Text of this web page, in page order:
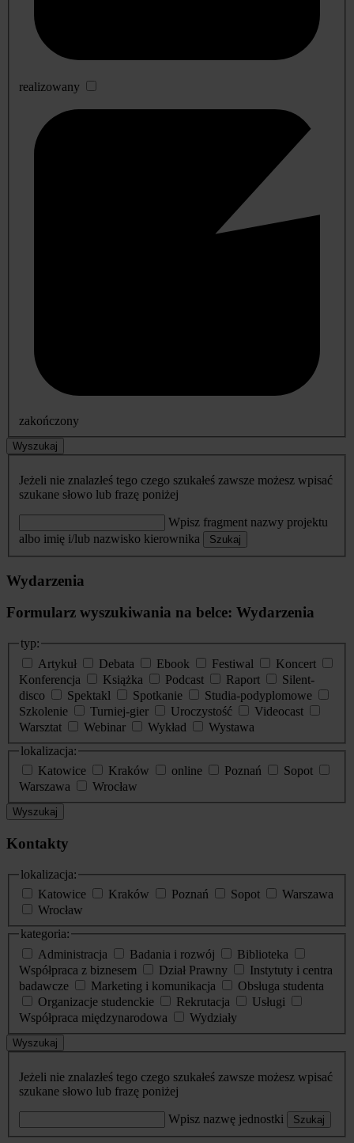
realizowany
zakończony
Wyszukaj
Jeżeli nie znalazłeś tego czego szukałeś zawsze możesz wpisać
szukane słowo lub frazę poniżej
Wpisz fragment nazwy projektu
albo imię i/lub nazwisko kierownika
Szukaj
Wydarzenia
Formularz wyszukiwania na belce: Wydarzenia
typ:
Artykuł
Debata Ebook Festiwal
Koncert
Konferencja
Książka Podcast Raport
Silent-
disco
Spektakl Spotkanie
Studia-podyplomowe
Szkolenie
Turniej-gier Uroczystość
Videocast
Warsztat
Webinar Wykład
Wystawa
lokalizacja:
Katowice
Kraków online Poznań
Sopot
Warszawa
Wrocław
Wyszukaj
Kontakty
lokalizacja:
Katowice
Kraków Poznań Sopot
Warszawa
Wrocław
kategoria:
Administracja
Badania i rozwój
Biblioteka
Współpraca z biznesem
Dział Prawny
Instytuty i centra
badawcze
Marketing i komunikacja
Obsługa studenta
Organizacje studenckie
Rekrutacja
Usługi
Współpraca międzynarodowa
Wydziały
Wyszukaj
Jeżeli nie znalazłeś tego czego szukałeś zawsze możesz wpisać
szukane słowo lub frazę poniżej
Wpisz nazwę jednostki Szukaj